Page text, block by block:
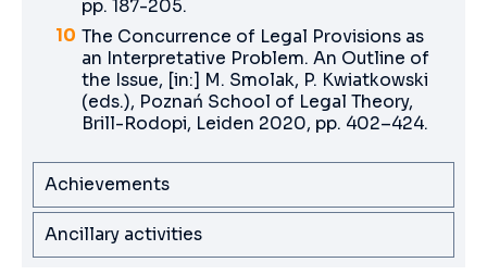
pp. 187-205.
The Concurrence of Legal Provisions as
an Interpretative Problem. An Outline of
the Issue, [in:] M. Smolak, P. Kwiatkowski
(eds.), Poznań School of Legal Theory,
Brill-Rodopi, Leiden 2020, pp. 402–424.
Achievements
Ancillary activities